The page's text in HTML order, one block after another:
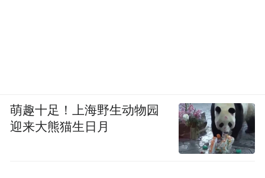
萌趣十足！上海野生动物园
迎来大熊猫生日月